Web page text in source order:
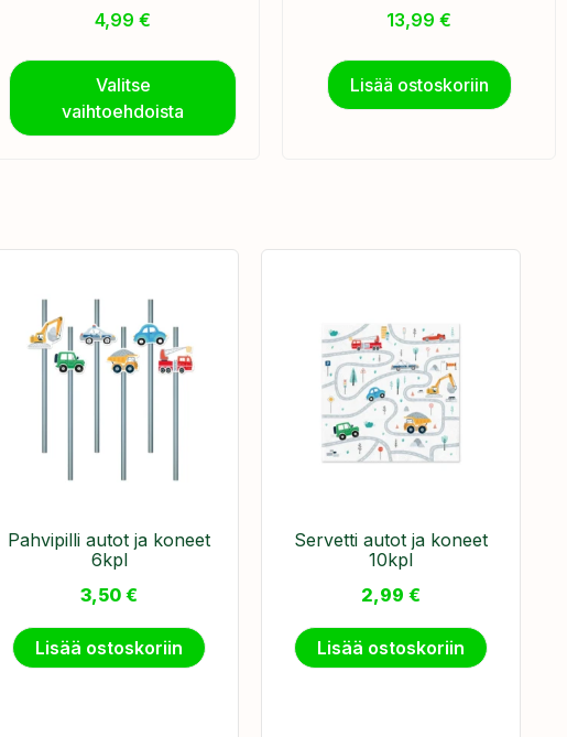
4,99€
Valitse
vaihtoehdoista
13,99€
Lisää ostoskoriin
Pahvipilli autot ja koneet
6kpl
3,50 €
Lisää ostoskoriin
Servetti autot ja koneet
10kpl
2,99 €
Lisää ostoskoriin